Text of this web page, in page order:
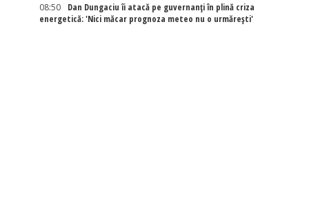
08:50
Dan Dungaciu îi atacă pe guvernanți în plină criza
energetică: 'Nici măcar prognoza meteo nu o urmărești'